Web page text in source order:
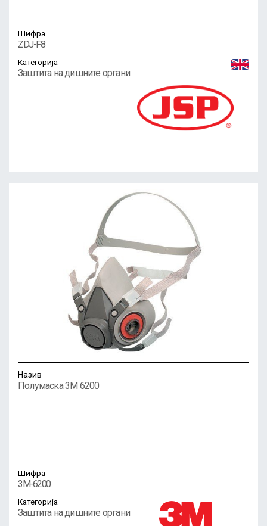
Шифра
ZDJ-F8
Категорија
Заштита на дишните органи
Назив
Полумаска 3M 6200
Шифра
3M-6200
Категорија
Заштита на дишните органи